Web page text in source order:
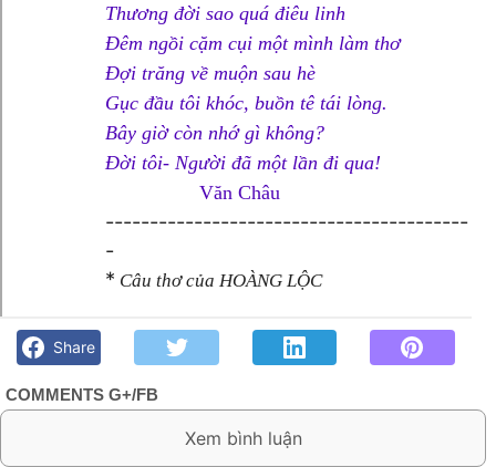
Thương đời sao quá điêu linh
Đêm ngồi cặm cụi một mình làm thơ
Đợi trăng về muộn sau hè
Gục đầu tôi khóc, buồn tê tái lòng.
Bây giờ còn nhớ gì không?
Đời tôi- Người đã một lần đi qua!
Văn Châu
-----------------------------------------
-
* Câu thơ của HOÀNG LỘC
Chút gì để nhớ!
Share
COMMENTS G+/FB